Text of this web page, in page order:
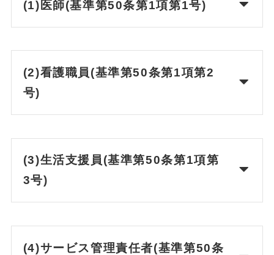
(1)医師(基準第50条第1項第1号)
(2)看護職員(基準第50条第1項第2
号)
(3)生活支援員(基準第50条第1項第
3号)
(4)サービス管理責任者(基準第50条